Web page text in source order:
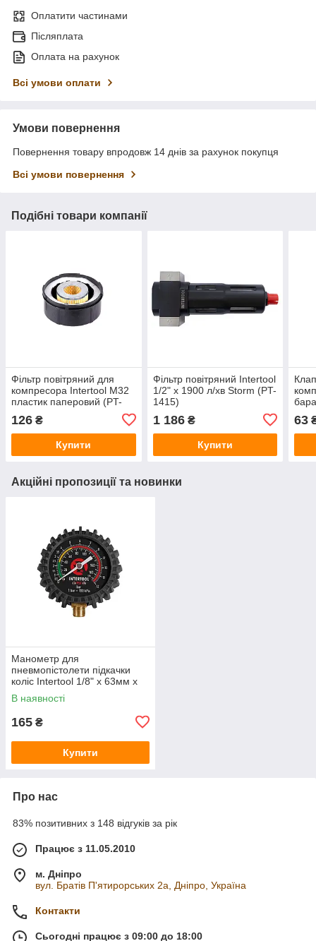
Оплатити частинами
Післяплата
Оплата на рахунок
Всі умови оплати
Умови повернення
Повернення товару впродовж 14 днів за рахунок покупця
Всі умови повернення
Подібні товари компанії
Фільтр повітряний для
компресора Intertool M32
пластик паперовий (PT-
126 ₴
Купити
Фільтр повітряний Intertool
1/2" x 1900 л/хв Storm (PT-
1415)
1 186₴
Купити
63
Акційні пропозиції та новинки
Манометр для
пневмопістолети підкачки
коліс Intertool 1/8" x 63мм x
10бар (PT-0499)
В наявності
165 ₴
Купити
Про нас
83% позитивних з 148 відгуків за рік
Працює з 11.05.2010
м. Дніпро
вул. Братів П'ятирорських 2а, Дніпро, Україна
Контакти
Сьогодні працює з 09:00 до 18:00